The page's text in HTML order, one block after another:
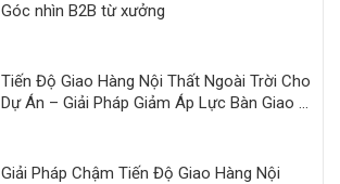
Góc nhìn B2B từ xưởng
Tiến Độ Giao Hàng Nội Thất Ngoài Trời Cho
Dự Án – Giải Pháp Giảm Áp Lực Bàn Giao |
Giải Pháp Chậm Tiến Độ Giao Hàng Nội